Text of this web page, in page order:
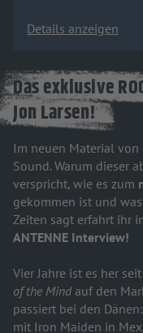
Details anzeigen
Das exklusive
Jon Larsen!
Im neuen Material von
Sound. Warum dieser
verspricht, wie es zum
gekommen ist und
Zeiten sagt erfahrt ihr
ANTENNE Interview!
Vier Jahre ist es her
of the Mindauf den
passiert bei den
mit Iron Maiden in